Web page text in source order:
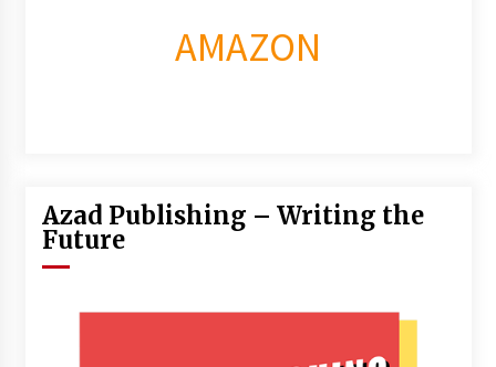
AMAZON
Azad Publishing – Writing the
Future